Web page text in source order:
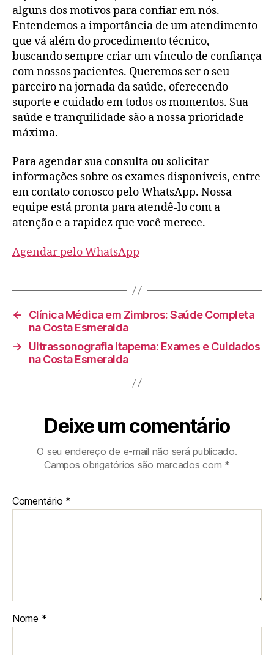
alguns dos motivos para confiar em nós.
Entendemos a importância de um atendimento
que vá além do procedimento técnico,
buscando sempre criar um vínculo de confiança
com nossos pacientes. Queremos ser o seu
parceiro na jornada da saúde, oferecendo
suporte e cuidado em todos os momentos. Sua
saúde e tranquilidade são a nossa prioridade
máxima.
Para agendar sua consulta ou solicitar
informações sobre os exames disponíveis, entre
em contato conosco pelo WhatsApp. Nossa
equipe está pronta para atendê-lo com a
atenção e a rapidez que você merece.
Agendar pelo WhatsApp
←
Clínica Médica em Zimbros: Saúde Completa
na Costa Esmeralda
→
Ultrassonografia Itapema: Exames e Cuidados
na Costa Esmeralda
Deixe um comentário
O seu endereço de e-mail não será publicado.
Campos obrigatórios são marcados com *
Comentário *
Nome *